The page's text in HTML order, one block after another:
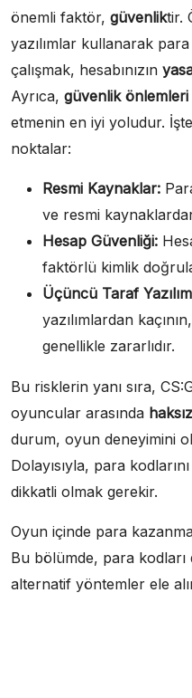
önemli faktör, güvenliktir.
yazılımlar kullanarak
çalışmak, hesabınızın
Ayrıca, güvenlik önlemleri
etmenin en iyi yoludur.
noktalar:
Resmi Kaynaklar:
ve resmi
Hesap Güvenliği:
faktörlü kimlik
Üçüncü Taraf
yazılımlardan
genellikle zararlıdır.
Bu risklerin yanı sıra,
oyuncular arasında
durum, oyun deneyimini
Dolayısıyla, para
dikkatli olmak gerekir.
Oyun içinde para
Bu bölümde, para kodları
alternatif yöntemler ele